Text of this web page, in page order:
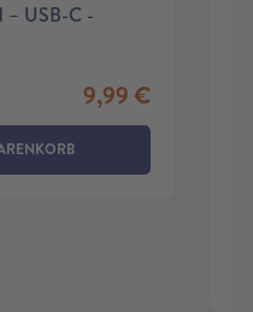
– USB-C -
9,99€